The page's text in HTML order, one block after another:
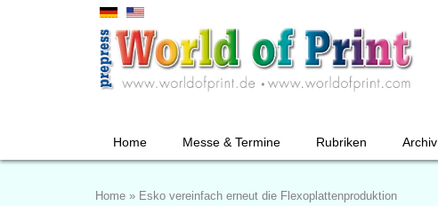
Home Messe & Termine Rubriken Archiv
Home » Esko vereinfach erneut die Flexoplattenproduktion